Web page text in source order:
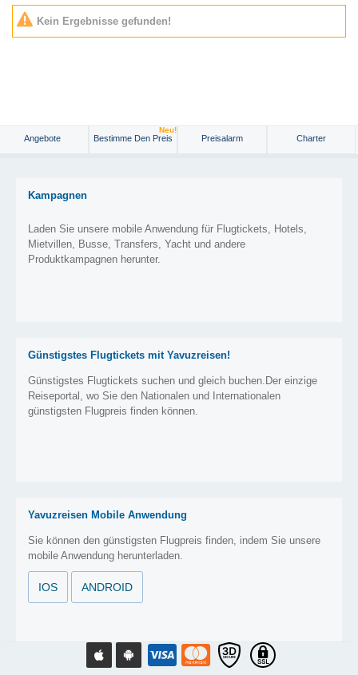
Kein Ergebnisse gefunden!
Angebote Bestimme Den Preis
Neu!
Preisalarm Charter
Kampagnen
Laden Sie unsere mobile Anwendung für Flugtickets, Hotels,
Mietvillen, Busse, Transfers, Yacht und andere
Produktkampagnen herunter.
Günstigstes Flugtickets mit Yavuzreisen!
Günstigstes Flugtickets suchen und gleich buchen.Der einzige
Reiseportal, wo Sie den Nationalen und Internationalen
günstigsten Flugpreis finden können.
Yavuzreisen Mobile Anwendung
Sie können den günstigsten Flugpreis finden, indem Sie unsere
mobile Anwendung herunterladen.
IOS ANDROID